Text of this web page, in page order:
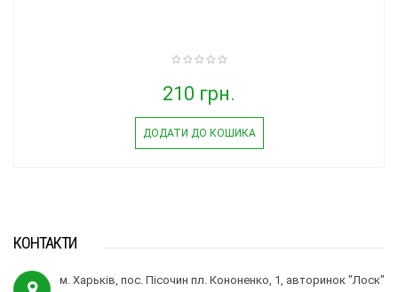
210 грн.
ДОДАТИ ДО КОШИКА
КОНТАКТИ
м. Харьків, пос. Пісочин пл. Кононенко, 1, авторинок "Лоск"